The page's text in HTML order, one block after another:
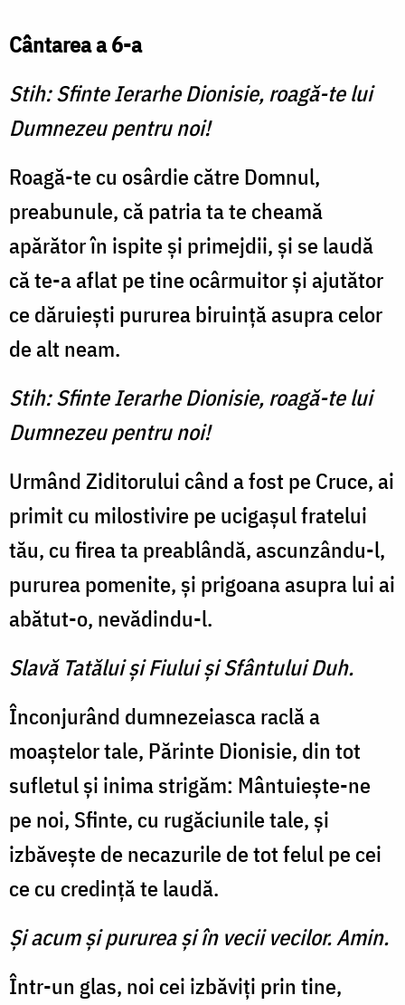
Cântarea a 6-a
Stih: Sfinte Ierarhe Dionisie, roagă-te lui
Dumnezeu pentru noi!
Roagă-te cu osârdie către Domnul,
preabunule, că patria ta te cheamă
apărător în ispite și primejdii, și se laudă
că te-a aflat pe tine ocârmuitor și ajutător
ce dăruiești pururea biruință asupra celor
de alt neam.
Stih: Sfinte Ierarhe Dionisie, roagă-te lui
Dumnezeu pentru noi!
Urmând Ziditorului când a fost pe Cruce, ai
primit cu milostivire pe ucigașul fratelui
tău, cu firea ta preablândă, ascunzându-l,
pururea pomenite, și prigoana asupra lui ai
abătut-o, nevădindu-l.
Slavă Tatălui şi Fiului şi Sfântului Duh.
Înconjurând dumnezeiasca raclă a
moaștelor tale, Părinte Dionisie, din tot
sufletul și inima strigăm: Mântuiește-ne
pe noi, Sfinte, cu rugăciunile tale, și
izbăvește de necazurile de tot felul pe cei
ce cu credință te laudă.
Şi acum şi pururea şi în vecii vecilor. Amin.
Într-un glas, noi cei izbăviți prin tine,